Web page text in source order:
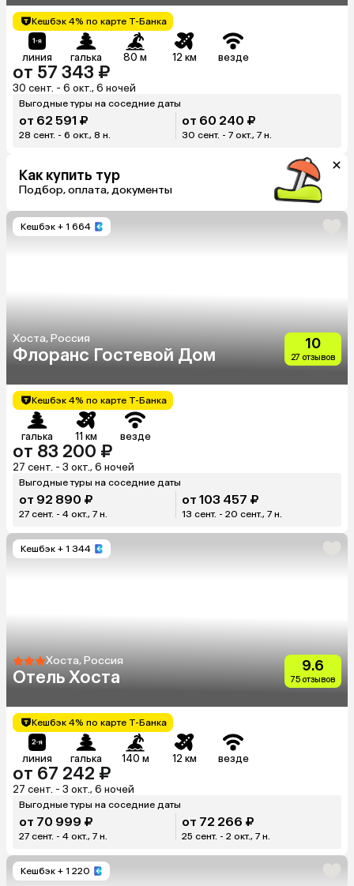
Кешбэк 4% по карте Т-Банка
линия галька 80 м 12 км везде
от 57 343 ₽
30 сент. - 6 окт., 6 ночей
Выгодные туры на соседние даты
от 62 591 ₽
28 сент. - 6 окт., 8 н.
от 60 240 ₽
30 сент. - 7 окт., 7 н.
Как купить тур
Подбор, оплата, документы
Кешбэк + 1 664
Хоста, Россия
Флоранс Гостевой Дом
10
27 отзывов
Кешбэк 4% по карте Т-Банка
галька 11 км везде
от 83 200 ₽
27 сент. - 3 окт., 6 ночей
Выгодные туры на соседние даты
от 92 890 ₽
27 сент. - 4 окт., 7 н.
от 103 457 ₽
13 сент. - 20 сент., 7 н.
Кешбэк + 1 344
Хоста, Россия
Отель Хоста
9.6
75 отзывов
Кешбэк 4% по карте Т-Банка
линия галька 140 м 12 км везде
от 67 242 ₽
27 сент. - 3 окт., 6 ночей
Выгодные туры на соседние даты
от 70 999 ₽
27 сент. - 4 окт., 7 н.
от 72 266 ₽
25 сент. - 2 окт., 7 н.
Кешбэк + 1 220